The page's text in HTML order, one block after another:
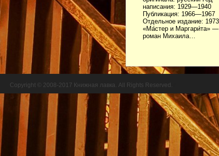
написания: 1929—1940
Публикация: 1966—1967
Отдельное издание: 1973
«Ма́стер и Маргари́та» —
роман Михаила…
Copyright © 2008-2017 Книжная лавка. All Rights Reserved.